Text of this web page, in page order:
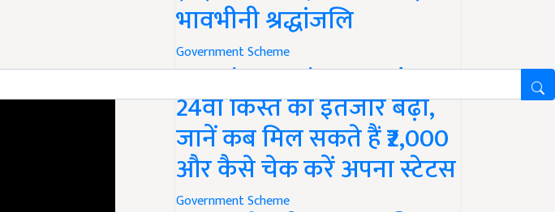
भावभीनी श्रद्धांजलि
Government Scheme
PM Kisan Yojana Update:
24वीं किस्त का इंतजार बढ़ा,
जानें कब मिल सकते हैं ₹2,000
और कैसे चेक करें अपना स्टेटस
Government Scheme